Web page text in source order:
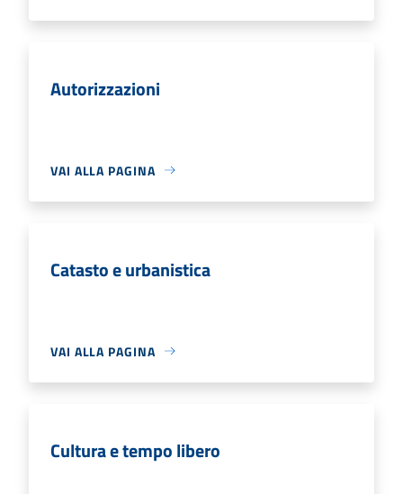
Autorizzazioni
VAI ALLA PAGINA
Catasto e urbanistica
VAI ALLA PAGINA
Cultura e tempo libero